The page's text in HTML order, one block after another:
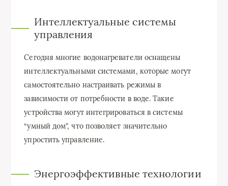
Интеллектуальные системы
управления
Сегодня многие водонагреватели оснащены
интеллектуальными системами, которые могут
самостоятельно настраивать режимы в
зависимости от потребности в воде. Такие
устройства могут интегрироваться в системы
“умный дом”, что позволяет значительно
упростить управление.
Энергоэффективные технологии